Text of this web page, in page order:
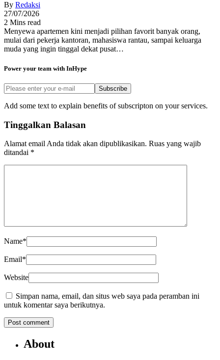
By Redaksi
27/07/2026
2 Mins read
Menyewa apartemen kini menjadi pilihan favorit banyak orang,
mulai dari pekerja kantoran, mahasiswa rantau, sampai keluarga
muda yang ingin tinggal dekat pusat…
Power your team with InHype
Subscribe
Add some text to explain benefits of subscripton on your services.
Tinggalkan Balasan
Alamat email Anda tidak akan dipublikasikan. Ruas yang wajib
ditandai *
Name*
Email*
Website
Simpan nama, email, dan situs web saya pada peramban ini
untuk komentar saya berikutnya.
About